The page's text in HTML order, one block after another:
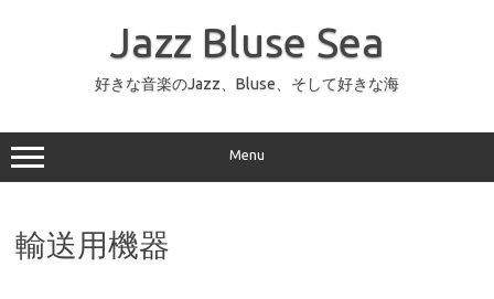
ッ
プ
Jazz Bluse Sea
好きな音楽のJazz、Bluse、そして好きな海
Menu
輸送用機器